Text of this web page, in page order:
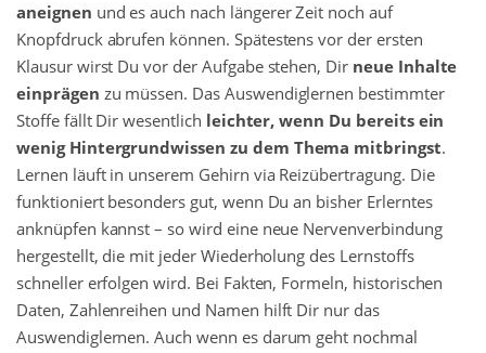
aneignen und es auch nach längerer Zeit noch auf
Knopfdruck abrufen können. Spätestens vor der ersten
Klausur wirst Du vor der Aufgabe stehen, Dir neue Inhalte
einprägen zu müssen. Das Auswendiglernen bestimmter
Stoffe fällt Dir wesentlich leichter, wenn Du bereits ein
wenig Hintergrundwissen zu dem Thema mitbringst.
Lernen läuft in unserem Gehirn via Reizübertragung. Die
funktioniert besonders gut, wenn Du an bisher Erlerntes
anknüpfen kannst – so wird eine neue Nervenverbindung
hergestellt, die mit jeder Wiederholung des Lernstoffs
schneller erfolgen wird. Bei Fakten, Formeln, historischen
Daten, Zahlenreihen und Namen hilft Dir nur das
Auswendiglernen. Auch wenn es darum geht nochmal